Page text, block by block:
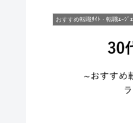
おすすめ転職ｻｲﾄ・転職ｴｰｼﾞ